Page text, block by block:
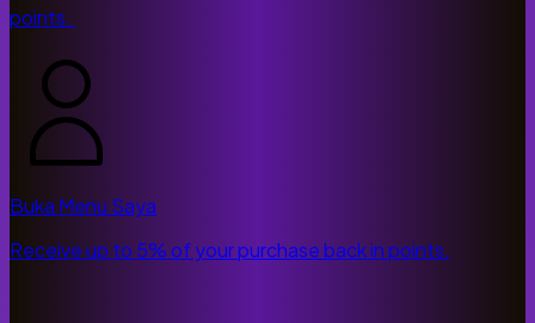
points.
Buka Menu Saya
Receive up to 5% of your purchase back in points.